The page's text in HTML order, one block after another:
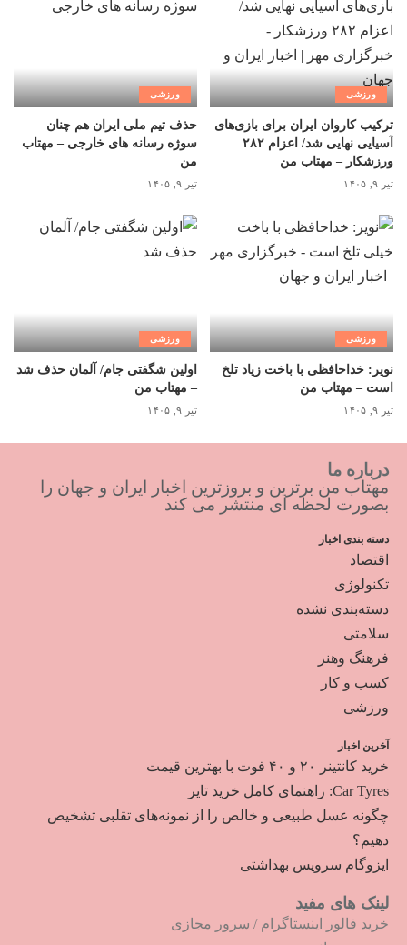
ورزشی
ترکیب کاروان ایران برای بازی‌های
آسیایی نهایی شد/ اعزام ۲۸۲
ورزشکار – مهتاب من
تیر ۹, ۱۴۰۵
ورزشی
حذف تیم ملی ایران هم چنان
سوژه رسانه های خارجی – مهتاب
من
تیر ۹, ۱۴۰۵
ورزشی
نویر: خداحافظی با باخت زیاد تلخ
است – مهتاب من
تیر ۹, ۱۴۰۵
ورزشی
اولین شگفتی جام/ آلمان حذف شد
– مهتاب من
تیر ۹, ۱۴۰۵
درباره ما
مهتاب من برترین و بروزترین اخبار ایران و جهان را
بصورت لحظه ای منتشر می کند
دسته بندی اخبار
اقتصاد
تکنولوژی
دسته‌بندی نشده
سلامتی
فرهنگ وهنر
کسب و کار
ورزشی
آخرین اخبار
خرید کانتینر ۲۰ و ۴۰ فوت با بهترین قیمت
Car Tyres: راهنمای کامل خرید تایر
چگونه عسل طبیعی و خالص را از نمونه‌های تقلبی تشخیص
دهیم؟
ایزوگام سرویس بهداشتی
لینک های مفید
خرید فالور اینستاگرام / سرور مجازی